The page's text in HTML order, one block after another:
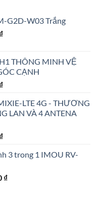
G2D-W03 Trắng
₫Giá
là:
4.190.000 ₫.
THÔNG MINH VỆ
CẠNH
₫Giá
tại
là:
LTE 4G - THƯƠNG
LAN VÀ 4 ANTENA
₫Giá
tại
1.150.000 ₫.
3 trong 1 IMOU RV-
₫Giá